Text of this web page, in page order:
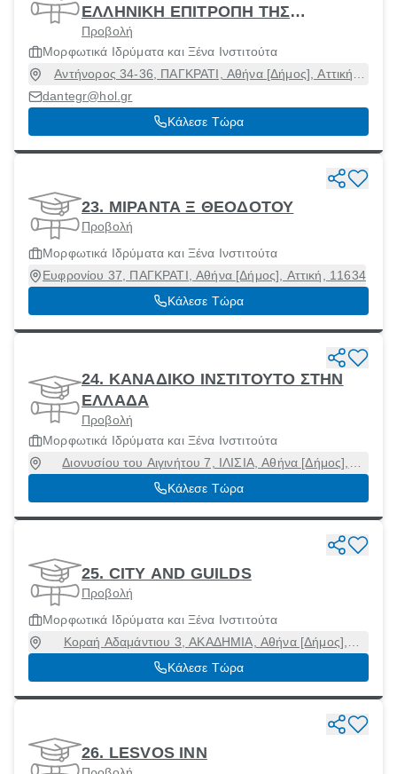
ΕΛΛΗΝΙΚΗ ΕΠΙΤΡΟΠΗ ΤΗΣ
ΕΤΑΙΡΕΙΑΣ ΝΤΑΝΤΕ ΑΛΙΓΚΙΕΡΙ
Προβολή
Μορφωτικά Ιδρύματα και Ξένα Ινστιτούτα
Αντήνορος 34-36, ΠΑΓΚΡΑΤΙ, Αθήνα [Δήμος], Αττική,
dantegr@hol.gr
Κάλεσε Τώρα
23. ΜΙΡΑΝΤΑ Ξ ΘΕΟΔΟΤΟΥ
Προβολή
Μορφωτικά Ιδρύματα και Ξένα Ινστιτούτα
Ευφρονίου 37, ΠΑΓΚΡΑΤΙ, Αθήνα [Δήμος], Αττική, 11634
Κάλεσε Τώρα
24. ΚΑΝΑΔΙΚΟ ΙΝΣΤΙΤΟΥΤΟ ΣΤΗΝ
ΕΛΛΑΔΑ
Προβολή
Μορφωτικά Ιδρύματα και Ξένα Ινστιτούτα
Διονυσίου του Αιγινήτου 7, ΙΛΙΣΙΑ, Αθήνα [Δήμος],
Αττική, 11528
Κάλεσε Τώρα
25. CITY AND GUILDS
Προβολή
Μορφωτικά Ιδρύματα και Ξένα Ινστιτούτα
Κοραή Αδαμάντιου 3, ΑΚΑΔΗΜΙΑ, Αθήνα [Δήμος],
Αττική, 10564
Κάλεσε Τώρα
26. LESVOS INN